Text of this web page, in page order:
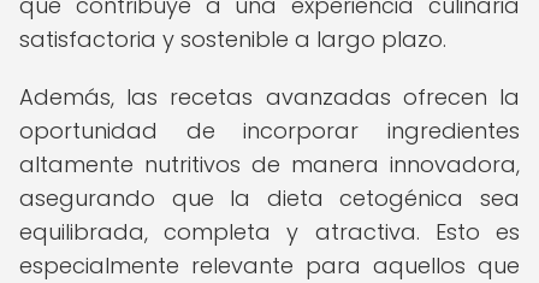
satisfactoria y sostenible a largo plazo.
Además, las recetas avanzadas ofrecen la
oportunidad de incorporar ingredientes
altamente nutritivos de manera innovadora,
asegurando que la dieta cetogénica sea
equilibrada, completa y atractiva. Esto es
especialmente relevante para aquellos que